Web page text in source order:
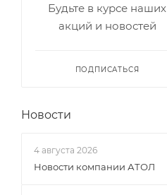
Будьте в курсе наших
акций и новостей
ПОДПИСАТЬСЯ
Новости
4 августа 2026
Новости компании АТОЛ